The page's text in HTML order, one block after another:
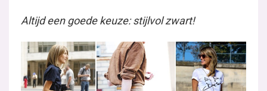
Altijd een goede keuze: stijlvol zwart!